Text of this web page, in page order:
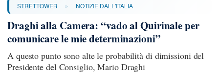
STRETTOWEB » NOTIZIE DALL'ITALIA
Draghi alla Camera: “vado al Quirinale per
comunicare le mie determinazioni”
A questo punto sono alte le probabilità di dimissioni del
Presidente del Consiglio, Mario Draghi